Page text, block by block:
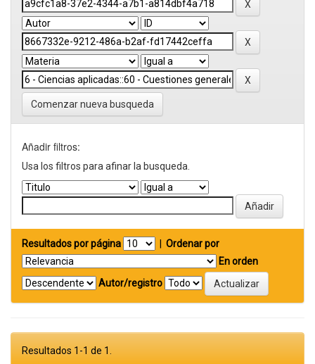
Comenzar nueva busqueda
Añadir filtros:
Usa los filtros para afinar la busqueda.
Resultados por página
Ordenar por
En orden
Autor/registro
Resultados 1-1 de 1.